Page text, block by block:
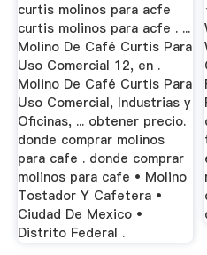
curtis molinos para acfe
curtis molinos para acfe . ...
Molino De Café Curtis Para
Uso Comercial 12, en .
Molino De Café Curtis Para
Uso Comercial, Industrias y
Oficinas, ... obtener precio.
donde comprar molinos
para cafe . donde comprar
molinos para cafe • Molino
Tostador Y Cafetera •
Ciudad De Mexico •
Distrito Federal .